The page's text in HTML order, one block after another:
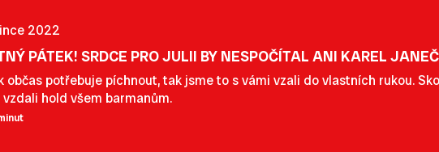
2022
PÁTEK! SRDCE PRO JULII BY NESPOČÍTAL ANI KAREL
občas potřebuje píchnout, tak jsme to s vámi vzali do vlastních rukou.
hold všem barmanům.